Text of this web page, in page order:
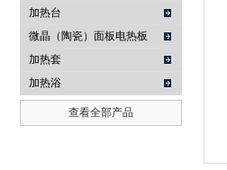
加热台
微晶（陶瓷）面板电热板
加热套
加热浴
查看全部产品